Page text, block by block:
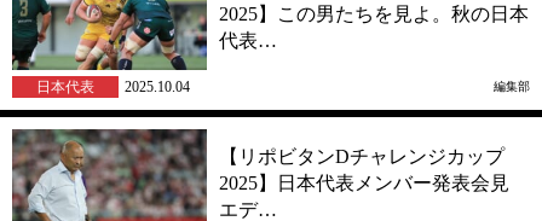
2025】この男たちを見よ。秋の日本
代表…
日本代表 2025.10.04 編集部
【リポビタンDチャレンジカップ
2025】日本代表メンバー発表会見
エデ…